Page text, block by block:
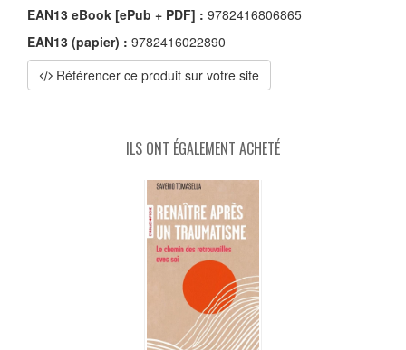
EAN13 eBook [ePub + PDF] : 9782416806865
EAN13 (papier) : 9782416022890
Référencer ce produit sur votre site
ILS ONT ÉGALEMENT ACHETÉ